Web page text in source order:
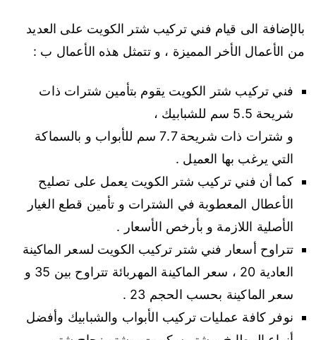
بالإضافة الى قيام فني تركيب شتر الكويت على العديد
من الأعمال الأخر المميزة ، و تتمثل هذه الأعمال ب :
فني تركيب شتر الكويت يقوم بتأمين شترات ذات
شريحة 5.5 سم للشبابيك ،
و شترات ذات شريحة 7.7 سم للأبواب و بالسماكة
التي يرغب بها العميل .
كما أن فني تركيب شتر الكويت يعمل على تصليح
الأعطال المعطوبة في الشترات و تأمين قطع الغيار
الأصلية اللازمة و بأرخص الأسعار .
تتراوح أسعار فني شتر تركيب الكويت لسعر الماكينة
العادية 20 ، سعر الماكينة المهربائة تتراوح بين 35 و
سعر الماكينة بحسب الحجم 23 .
نوفر كافة عمليات تركيب الأبواب والشبابيك وأفضل